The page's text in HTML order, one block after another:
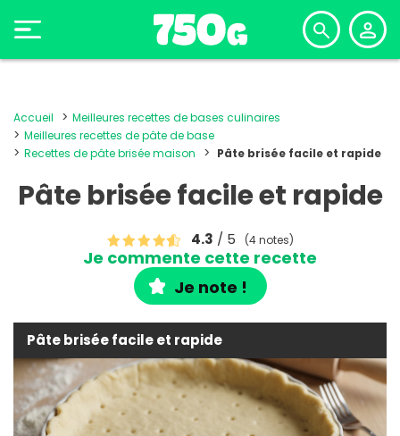
Accueil
Meilleures recettes de bases culinaires
Meilleures recettes de pâte de base
Recettes de pâte brisée maison
Pâte brisée facile et rapide
Pâte brisée facile et rapide
4.3 / 5 (4 notes)
Je commente cette recette
Je note !
Pâte brisée facile et rapide